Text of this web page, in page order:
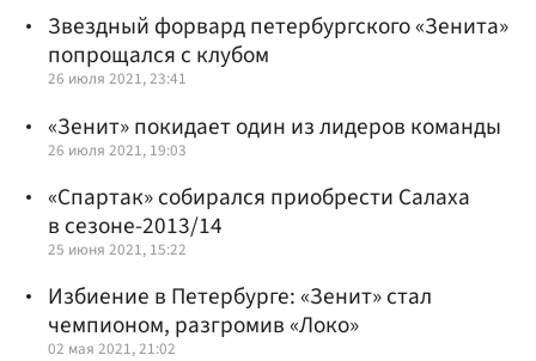
Звездный форвард петербургского «Зенита»
попрощался с клубом
26 июля 2021, 23:41
«Зенит» покидает один из лидеров команды
26 июля 2021, 19:03
«Спартак» собирался приобрести Салаха
в сезоне-2013/14
25 июня 2021, 15:22
Избиение в Петербурге: «Зенит» стал
чемпионом, разгромив «Локо»
02 мая 2021, 21:02